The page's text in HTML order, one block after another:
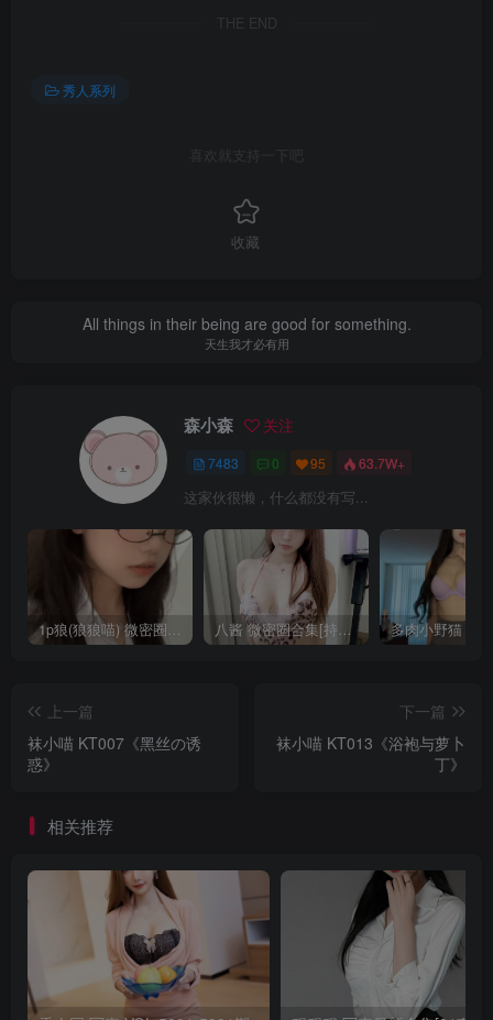
THE END
秀人系列
喜欢就支持一下吧
收藏
All things in their being are good for something.
天生我才必有用
森小森 关注
7483 0 95 63.7W+
这家伙很懒，什么都没有写...
1p狼(狼狼喵) 微密圈/岛遇合集[持续更新2025.08.20] 八酱 微密圈合集[持续更新]
上一篇
袜小喵 KT007《黑丝の诱
惑》
下一篇
袜小喵 KT013《浴袍与萝卜
丁》
相关推荐